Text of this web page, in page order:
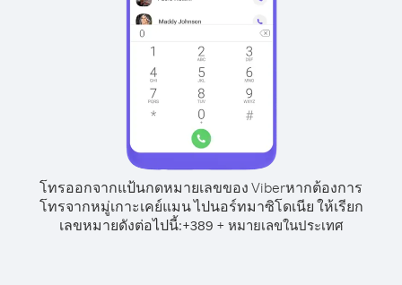
โทรออกจากแป้นกดหมายเลขของ Viberหากต้องการ
โทรจากหมู่เกาะเคย์แมน ไปนอร์ทมาซิโดเนีย ให้เรียก
เลขหมายดังต่อไปนี้:+389 + หมายเลขในประเทศ